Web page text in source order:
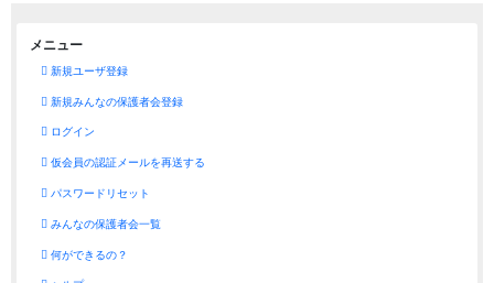
メニュー
新規ユーザ登録
新規みんなの保護者会登録
ログイン
仮会員の認証メールを再送する
パスワードリセット
みんなの保護者会一覧
何ができるの？